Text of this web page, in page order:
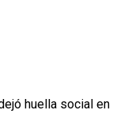
huella social en